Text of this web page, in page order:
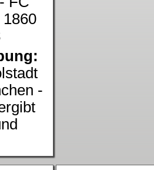
1860
-